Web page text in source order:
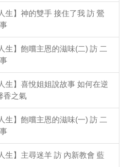
生】神的雙手 接住了我 訪 鶯
生】飽嚐主恩的滋味(二) 訪 二
生】喜悅姐姐說故事 如何在逆
香之氣
生】飽嚐主恩的滋味(一) 訪 二
生】主尋迷羊 訪 內新教會 藍